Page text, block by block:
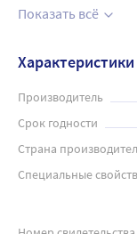
содержится 3,3-
метаболизируется
контакта с
дииндолилметан
индола (индол-З-
эндометрий,
Снижение
циклической
дииндолилметана
Показать всё
Характеристики
Производитель
Срок годности
Страна
Специальные